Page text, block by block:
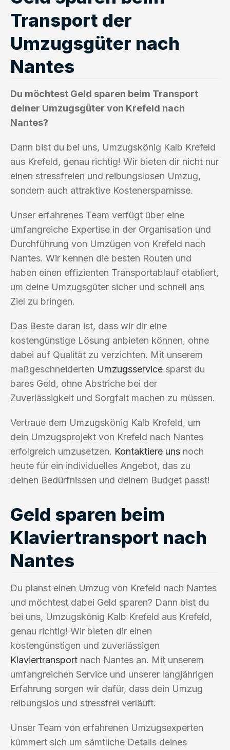
Transport der
Umzugsgüter nach
Nantes
Du möchtest Geld sparen beim Transport
deiner Umzugsgüter von Krefeld nach
Nantes?
Dann bist du bei uns, Umzugskönig Kalb Krefeld
aus Krefeld, genau richtig! Wir bieten dir nicht nur
einen stressfreien und reibungslosen Umzug,
sondern auch attraktive Kostenersparnisse.
Unser erfahrenes Team verfügt über eine
umfangreiche Expertise in der Organisation und
Durchführung von Umzügen von Krefeld nach
Nantes. Wir kennen die besten Routen und
haben einen effizienten Transportablauf etabliert,
um deine Umzugsgüter sicher und schnell ans
Ziel zu bringen.
Das Beste daran ist, dass wir dir eine
kostengünstige Lösung anbieten können, ohne
dabei auf Qualität zu verzichten. Mit unserem
maßgeschneiderten Umzugsservice sparst du
bares Geld, ohne Abstriche bei der
Zuverlässigkeit und Sorgfalt machen zu müssen.
Vertraue dem Umzugskönig Kalb Krefeld, um
dein Umzugsprojekt von Krefeld nach Nantes
erfolgreich umzusetzen. Kontaktiere uns noch
heute für ein individuelles Angebot, das zu
deinen Bedürfnissen und deinem Budget passt!
Geld sparen beim
Klaviertransport nach
Nantes
Du planst einen Umzug von Krefeld nach Nantes
und möchtest dabei Geld sparen? Dann bist du
bei uns, Umzugskönig Kalb Krefeld aus Krefeld,
genau richtig! Wir bieten dir einen
kostengünstigen und zuverlässigen
Klaviertransport nach Nantes an. Mit unserem
umfangreichen Service und unserer langjährigen
Erfahrung sorgen wir dafür, dass dein Umzug
reibungslos und stressfrei verläuft.
Unser Team von erfahrenen Umzugsexperten
kümmert sich um sämtliche Details deines